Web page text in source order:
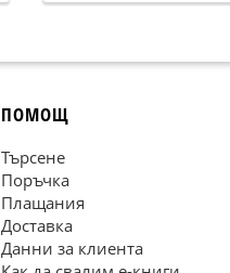
ПОМОЩ
Търсене
Поръчка
Плащания
Доставка
Данни за клиента